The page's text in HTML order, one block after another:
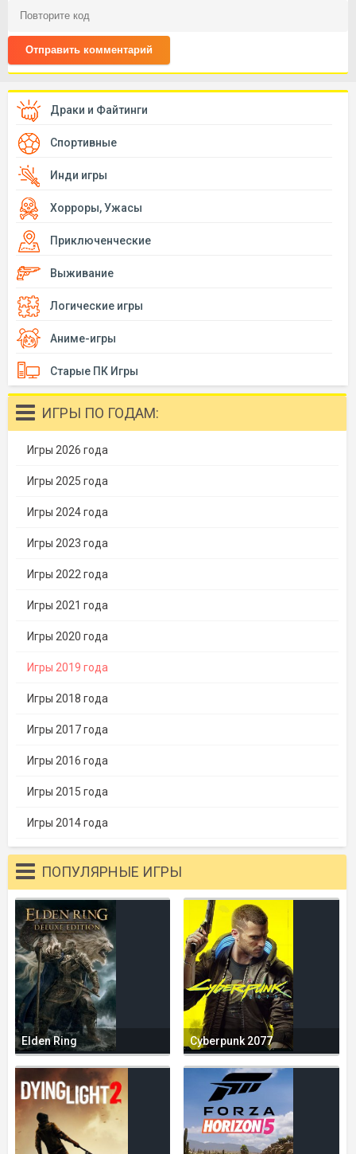
Отправить комментарий
Драки и Файтинги
Спортивные
Инди игры
Хорроры, Ужасы
Приключенческие
Выживание
Логические игры
Аниме-игры
Старые ПК Игры
ИГРЫ ПО ГОДАМ:
Игры 2026 года
Игры 2025 года
Игры 2024 года
Игры 2023 года
Игры 2022 года
Игры 2021 года
Игры 2020 года
Игры 2019 года
Игры 2018 года
Игры 2017 года
Игры 2016 года
Игры 2015 года
Игры 2014 года
ПОПУЛЯРНЫЕ ИГРЫ
Elden Ring Cyberpunk 2077